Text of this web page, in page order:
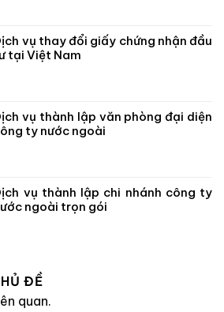
vụ thay đổi giấy chứng nhận đầu
tại Việt Nam
vụ thành lập văn phòng đại diện
ty nước ngoài
vụ thành lập chi nhánh công ty
ngoài trọn gói
ĐỀ
quan.